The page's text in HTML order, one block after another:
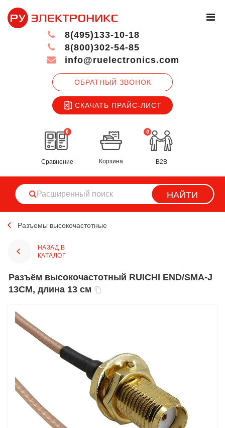
ОБРАТНЫЙ ЗВОНОК
СКАЧАТЬ ПРАЙС-ЛИСТ
8(495)133-10-18
8(800)302-54-85
info@ruelectronics.com
0
Сравнение
0
Корзина B2B
НАЙТИ
Разъемы высокочастотные
НАЗАД В
КАТАЛОГ
Разъём высокочастотный RUICHI END/SMA-J
13CM, длина 13 см